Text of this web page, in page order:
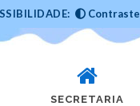
Contraste
SECRETARIA